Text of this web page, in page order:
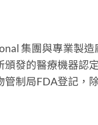
集團與專業製
發的醫療機器認
制局FDA登記，